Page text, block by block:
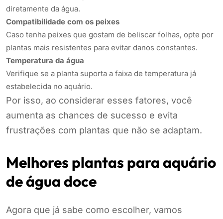
diretamente da água.
Compatibilidade com os peixes
Caso tenha peixes que gostam de beliscar folhas, opte por
plantas mais resistentes para evitar danos constantes.
Temperatura da água
Verifique se a planta suporta a faixa de temperatura já
estabelecida no aquário.
Por isso, ao considerar esses fatores, você
aumenta as chances de sucesso e evita
frustrações com plantas que não se adaptam.
Melhores plantas para aquário
de água doce
Agora que já sabe como escolher, vamos